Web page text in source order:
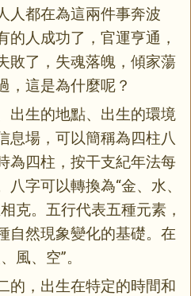
人都在為這兩件事奔波
的人成功了，官運亨通，
敗了，失魂落魄，傾家蕩
，這是為什麼呢？
出生的地點、出生的環境
息場，可以簡稱為四柱八
為四柱，按干支紀年法每
字可以轉換為“金、水、
克。五行代表五種元素，
自然現象變化的基礎。在
風、空”。
的，出生在特定的時間和